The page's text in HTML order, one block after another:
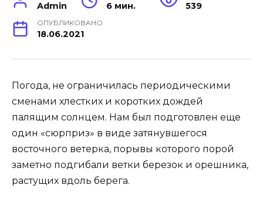
Admin 6 мин. 539
ОПУБЛИКОВАНО
18.06.2021
Погода, не ограничилась периодическими
сменами хлестких и коротких дождей
палящим солнцем. Нам был подготовлен еще
один «сюрприз» в виде затянувшегося
восточного ветерка, порывы которого порой
заметно подгибали ветки березок и орешника,
растущих вдоль берега.